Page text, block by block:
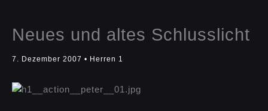
Neues und altes Schlusslicht
7. Dezember 2007 • Herren 1